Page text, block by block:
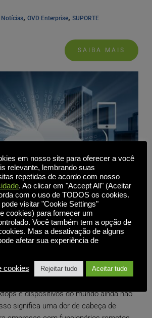
Notícias, OVD Enterprise, SUPORTE
SAIBA MAIS
negócios? Os desktops virtuais
a flexibilidade de que você
e dispositivos do mundo ainda não
em nosso site para oferecer a você
relevante, lembrando suas
repetidas de acordo com nosso
. Ao clicar em "Accept All" (Aceitar
com o uso de TODOS os cookies.
visitar "Cookie Settings"
cookies) para fornecer um
Você também tem a opção de
Mas a desativação de alguns
afetar sua experiência de
cookies Rejeitar tudo Aceitar tudo